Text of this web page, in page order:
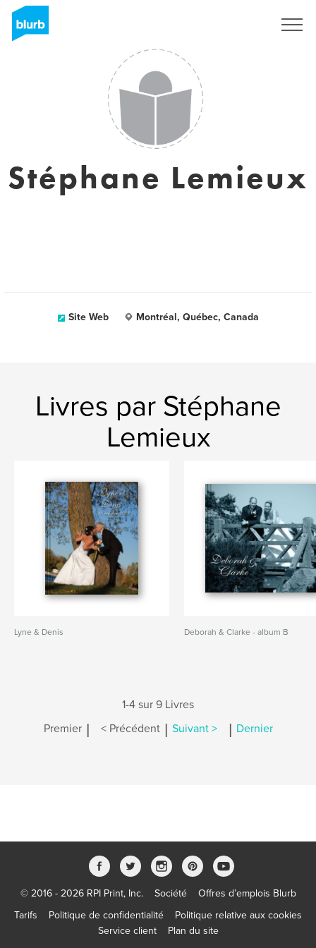
Stéphane Lemieux
Site Web Montréal, Québec, Canada
Livres par Stéphane
Lemieux
Lyne & Denis Deborah & Clarke - album B
1-4 sur 9 Livres
Premier | < Précédent | Suivant > | Dernier
© 2016 - 2026 RPI Print, Inc. Société
Offres d’emplois Blurb
Tarifs
Politique de confidentialité
Politique relative aux cookies
Service client
Plan du site